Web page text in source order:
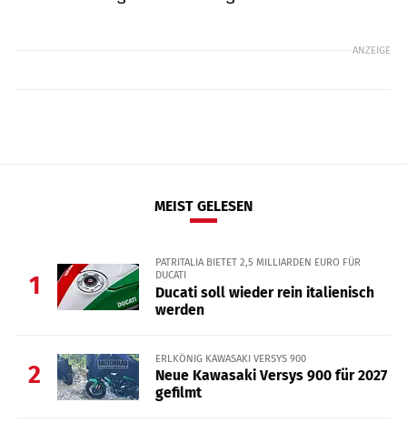
ANZEIGE
MEIST GELESEN
1
PATRITALIA BIETET 2,5 MILLIARDEN EURO FÜR
DUCATI
Ducati soll wieder rein italienisch
werden
2
ERLKÖNIG KAWASAKI VERSYS 900
Neue Kawasaki Versys 900 für 2027
gefilmt